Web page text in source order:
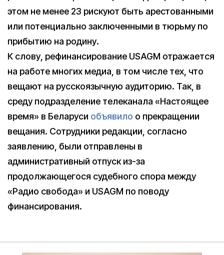
этом не менее 23 рискуют быть арестованными
или потенциально заключенными в тюрьму по
прибытию на родину.
К слову, рефинансирование USAGM отражается
на работе многих медиа, в том числе тех, что
вещают на русскоязычную аудиторию. Так, в
среду подразделение телеканала «Настоящее
время» в Беларуси объявило о прекращении
вещания. Сотрудники редакции, согласно
заявлению, были отправлены в
административный отпуск из-за
продолжающегося судебного спора между
«Радио свобода» и USAGM по поводу
финансирования.